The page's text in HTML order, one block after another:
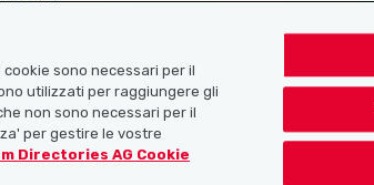
sono necessari per il
utilizzati per raggiungere gli
non sono necessari per il
per gestire le vostre
Directories AG Cookie